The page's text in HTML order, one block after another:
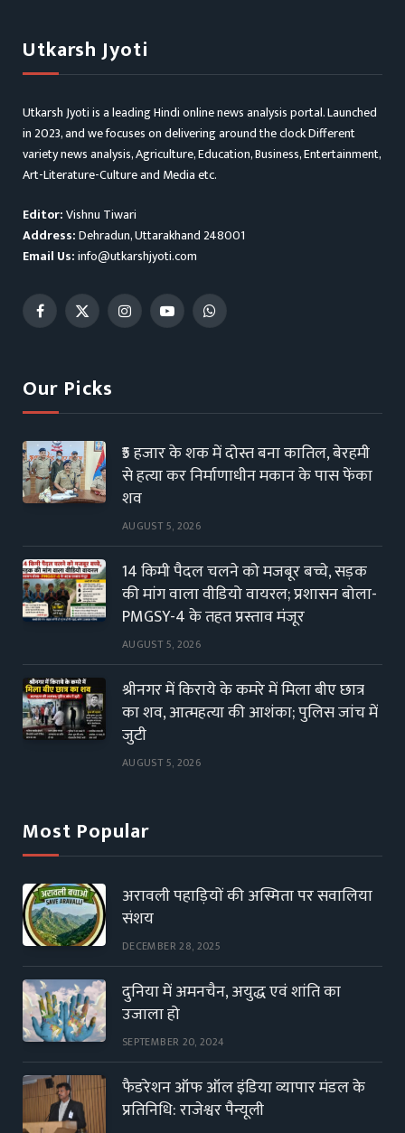
Utkarsh Jyoti
Utkarsh Jyoti is a leading Hindi online news analysis portal. Launched
in 2023, and we focuses on delivering around the clock Different
variety news analysis, Agriculture, Education, Business, Entertainment,
Art-Literature-Culture and Media etc.
Editor:Vishnu Tiwari
Address:Dehradun, Uttarakhand 248001
Email Us:info@utkarshjyoti.com
Facebook
X
InstagramYouTubeWhatsApp
Our Picks
₹5 हजार के शक में दोस्त बना कातिल, बेरहमी
से हत्या कर निर्माणाधीन मकान के पास फेंका
शव
AUGUST 5, 2026
14 किमी पैदल चलने को मजबूर बच्चे, सड़क
की मांग वाला वीडियो वायरल; प्रशासन बोला-
PMGSY-4 के तहत प्रस्ताव मंजूर
AUGUST 5, 2026
श्रीनगर में किराये के कमरे में मिला बीए छात्र
का शव, आत्महत्या की आशंका; पुलिस जांच में
जुटी
AUGUST 5, 2026
Most Popular
अरावली पहाड़ियों की अस्मिता पर सवालिया
संशय
DECEMBER 28, 2025
दुनिया में अमनचैन, अयुद्ध एवं शांति का
उजाला हो
SEPTEMBER 20, 2024
फैडरेशन ऑफ ऑल इंडिया व्यापार मंडल के
प्रतिनिधि: राजेश्वर पैन्यूली